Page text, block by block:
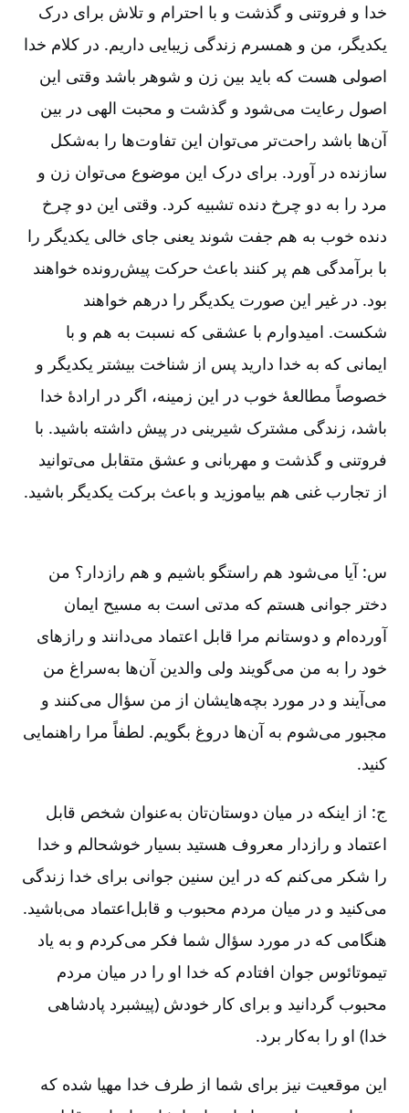
خدا و فروتنی و گذشت و با احترام و تلاش برای درک
یکدیگر، من و همسرم زندگی زیبایی داریم. در کلام خدا
اصولی هست که باید بین زن و شوهر باشد وقتی این
اصول رعایت می‌شود و گذشت و محبت الهی در بین
آن‌ها باشد راحت‌تر می‌توان این تفاوت‌ها را به‌شکل
سازنده در آورد. برای درک این موضوع می‌توان زن و
مرد را به دو چرخ دنده تشبیه کرد. وقتی این دو چرخ
دنده خوب به هم جفت شوند یعنی جای خالی یکدیگر را
با برآمدگی هم پر کنند باعث حرکت پیش‌رونده خواهند
بود. در غیر این صورت یکدیگر را درهم خواهند
شکست. امیدوارم با عشقی که نسبت به هم و با
ایمانی که به خدا دارید پس از شناخت بیشتر یکدیگر و
خصوصاً مطالعۀ خوب در این زمینه، اگر در ارادۀ خدا
باشد، زندگی مشترک شیرینی در پیش داشته باشید. با
فروتنی و گذشت و مهربانی و عشق متقابل می‌توانید
از تجارب غنی هم بیاموزید و باعث برکت یکدیگر باشید.
س: آیا می‌شود هم راستگو باشیم و هم رازدار؟ من
دختر جوانی هستم که مدتی است به مسیح ایمان
آورده‌ام و دوستانم مرا قابل اعتماد می‌دانند و رازهای
خود را به من می‌گویند ولی والدین آن‌ها به‌سراغ من
می‌آیند و در مورد بچه‌هایشان از من سؤال می‌کنند و
مجبور می‌شوم به آن‌ها دروغ بگویم. لطفاً مرا راهنمایی
کنید.
ج: از اینکه در میان دوستان‌تان به‌عنوان شخص قابل
اعتماد و رازدار معروف هستید بسیار خوشحالم و خدا
را شکر می‌کنم که در این سنین جوانی برای خدا زندگی
می‌کنید و در میان مردم محبوب و قابل‌اعتماد می‌باشید.
هنگامی که در مورد سؤال شما فکر می‌کردم و به یاد
تیموتائوس جوان افتادم که خدا او را در میان مردم
محبوب گردانید و برای کار خودش (پیشبرد پادشاهی
خدا) او را به‌کار برد.
این موقعیت نیز برای شما از طرف خدا مهیا شده که